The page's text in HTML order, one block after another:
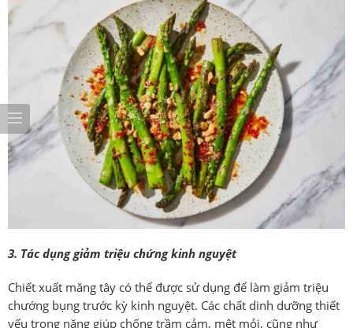
3. Tác dụng giảm triệu chứng kinh nguyệt
Chiết xuất măng tây có thể được sử dụng để làm giảm triệu
chướng bụng trước kỳ kinh nguyệt. Các chất dinh dưỡng thiết
yếu trong năng giúp chống trầm cảm, mệt mỏi, cũng như